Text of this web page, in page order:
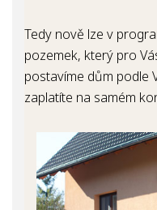
Tedy nově lze v
pozemek, který pro
postavíme dům podle
zaplatíte na samém